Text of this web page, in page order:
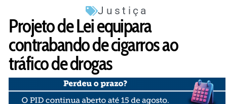
Justiça
Projeto de Lei equipara
contrabando de cigarros ao
tráfico de drogas